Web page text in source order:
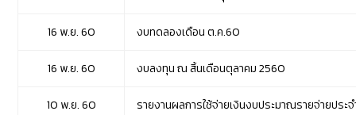
16 พ.ย. 60 งบทดลองเดือน ต.ค.60
16 พ.ย. 60 งบลงทุน ณ สิ้นเดือนตุลาคม 2560
10 พ.ย. 60 รายงานผลการใช้จ่ายเงินงบประมาณรายจ่ายประ